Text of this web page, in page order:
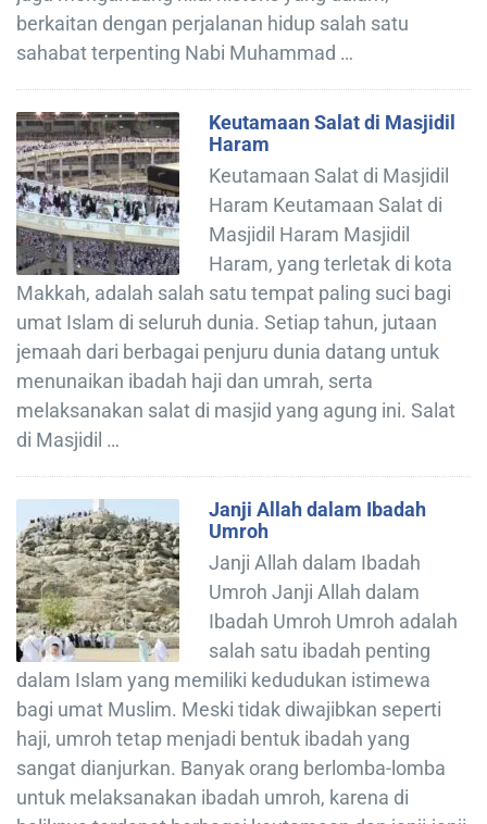
berkaitan dengan perjalanan hidup salah satu
sahabat terpenting Nabi Muhammad …
Keutamaan Salat di Masjidil
Haram
Keutamaan Salat di Masjidil
Haram Keutamaan Salat di
Masjidil Haram Masjidil
Haram, yang terletak di kota
Makkah, adalah salah satu tempat paling suci bagi
umat Islam di seluruh dunia. Setiap tahun, jutaan
jemaah dari berbagai penjuru dunia datang untuk
menunaikan ibadah haji dan umrah, serta
melaksanakan salat di masjid yang agung ini. Salat
di Masjidil …
Janji Allah dalam Ibadah
Umroh
Janji Allah dalam Ibadah
Umroh Janji Allah dalam
Ibadah Umroh Umroh adalah
salah satu ibadah penting
dalam Islam yang memiliki kedudukan istimewa
bagi umat Muslim. Meski tidak diwajibkan seperti
haji, umroh tetap menjadi bentuk ibadah yang
sangat dianjurkan. Banyak orang berlomba-lomba
untuk melaksanakan ibadah umroh, karena di